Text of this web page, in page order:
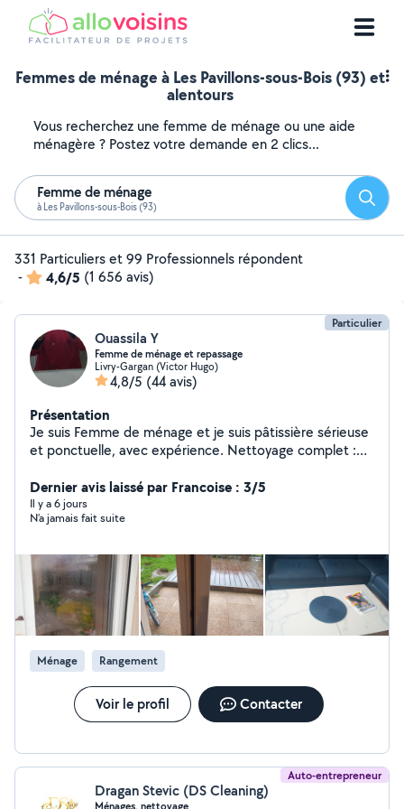
Femmes de ménage à Les Pavillons-sous-Bois (93) et
alentours
Vous recherchez une femme de ménage ou une aide
ménagère ? Postez votre demande en 2 clics...
Femme de ménage
à Les Pavillons-sous-Bois (93)
331 Particuliers et 99 Professionnels répondent
-
4,6/5 (1 656 avis)
Particulier
Ouassila Y
Femme de ménage et repassage
Livry-Gargan (Victor Hugo)
4,8/5 (44 avis)
Présentation
Je suis Femme de ménage et je suis pâtissière sérieuse
et ponctuelle, avec expérience. Nettoyage complet :
semaine et week-end. Travail soigné, rapide et efficace.
Dernier avis laissé par Francoise : 3/5
Il y a 6 jours
N’a jamais fait suite
Ménage Rangement
Voir le profil Contacter
Auto-entrepreneur
Dragan Stevic (DS Cleaning)